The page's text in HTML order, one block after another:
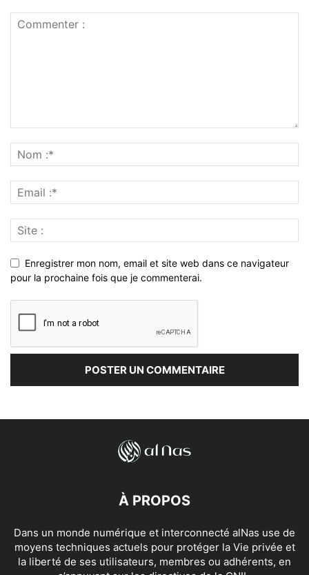
Enregistrer mon nom, email et site web dans ce navigateur
pour la prochaine fois que je commenterai.
À PROPOS
Dans un monde numérique et interconnecté alNas use de
moyens techniques actuels pour protéger la Vie privée et
la liberté de ses utilisateurs, membres ou adhérents, en